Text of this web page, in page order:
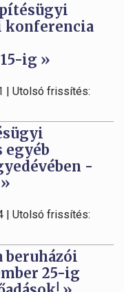
konferencia
ig »
| Utolsó frissítés:
egyéb
-
| Utolsó frissítés:
beruházói
25-ig